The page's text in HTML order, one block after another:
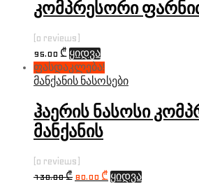
კომპრესორი ფარნით
(0 reviews)
95.00 ₾ ყიდვა
ფასდაკლება!
მანქანის ნასოსები
ჰაერის ნასოსი
მანქანის
(0 reviews)
130.00₾ 80.00 ₾ ყიდვა